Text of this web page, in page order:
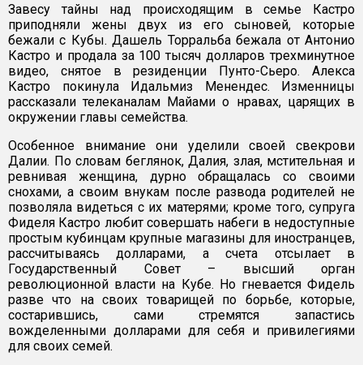
Завесу тайны над происходящим в семье Кастро
приподняли жены двух из его сыновей, которые
бежали с Кубы. Дашель Торральба бежала от Антонио
Кастро и продала за 100 тысяч долларов трехминутное
видео, снятое в резиденции Пунто-Сьеро. Алекса
Кастро покинула Идальмиз Менендес. Изменницы
рассказали телеканалам Майами о нравах, царящих в
окружении главы семейства.
Особенное внимание они уделили своей свекрови
Далии. По словам беглянок, Далия, злая, мстительная и
ревнивая женщина, дурно обращалась со своими
снохами, а своим внукам после развода родителей не
позволяла видеться с их матерями; кроме того, супруга
Фиделя Кастро любит совершать набеги в недоступные
простым кубинцам крупные магазины для иностранцев,
рассчитываясь долларами, а счета отсылает в
Государственный Совет – высший орган
революционной власти на Кубе. Но гневается Фидель
разве что на своих товарищей по борьбе, которые,
состарившись, сами стремятся запастись
вожделенными долларами для себя и привилегиями
для своих семей.